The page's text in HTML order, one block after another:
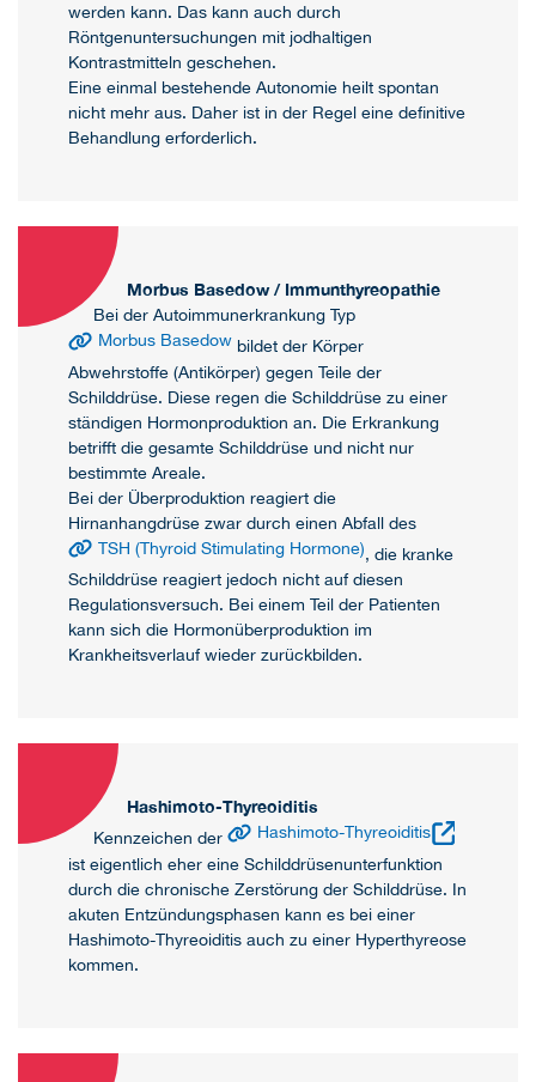
werden kann. Das kann auch durch
Röntgenuntersuchungen mit jodhaltigen
Kontrastmitteln geschehen.
Eine einmal bestehende Autonomie heilt spontan
nicht mehr aus. Daher ist in der Regel eine definitive
Behandlung erforderlich.
Morbus Basedow / Immunthyreopathie
Bei der Autoimmunerkrankung Typ
Morbus Basedow bildet der Körper
Abwehrstoffe (Antikörper) gegen Teile der
Schilddrüse. Diese regen die Schilddrüse zu einer
ständigen Hormonproduktion an. Die Erkrankung
betrifft die gesamte Schilddrüse und nicht nur
bestimmte Areale.
Bei der Überproduktion reagiert die
Hirnanhangdrüse zwar durch einen Abfall des
TSH (Thyroid Stimulating Hormone), die kranke
Schilddrüse reagiert jedoch nicht auf diesen
Regulationsversuch. Bei einem Teil der Patienten
kann sich die Hormonüberproduktion im
Krankheitsverlauf wieder zurückbilden.
Hashimoto-Thyreoiditis
Kennzeichen der
Hashimoto-Thyreoiditis
ist eigentlich eher eine Schilddrüsenunterfunktion
durch die chronische Zerstörung der Schilddrüse. In
akuten Entzündungsphasen kann es bei einer
Hashimoto-Thyreoiditis auch zu einer Hyperthyreose
kommen.